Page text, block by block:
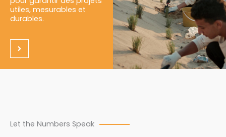
Let the Numbers Speak
utiles, mesurables et
durables.